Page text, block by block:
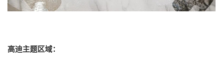
高迪主题区域：